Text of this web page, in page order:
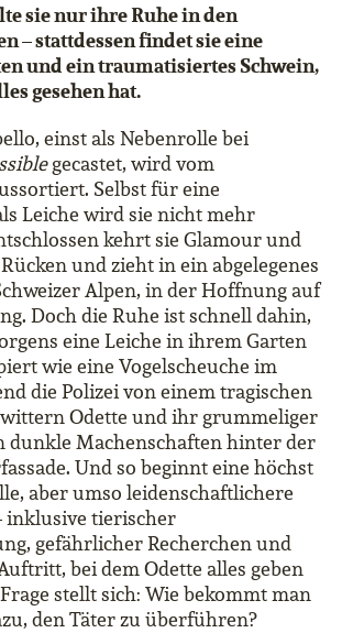
sie nur ihre Ruhe in den
– stattdessen findet sie eine
und ein traumatisiertes Schwein,
gesehen hat.
einst als Nebenrolle bei
gecastet, wird vom
Selbst für eine
Leiche wird sie nicht mehr
kehrt sie Glamour und
und zieht in ein abgelegenes
Alpen, in der Hoffnung auf
Doch die Ruhe ist schnell dahin,
eine Leiche in ihrem Garten
wie eine Vogelscheuche im
die Polizei von einem tragischen
Odette und ihr grummeliger
dunkle Machenschaften hinter der
Und so beginnt eine höchst
aber umso leidenschaftlichere
inklusive tierischer
gefährlicher Recherchen und
bei dem Odette alles geben
stellt sich: Wie bekommt man
den Täter zu überführen?